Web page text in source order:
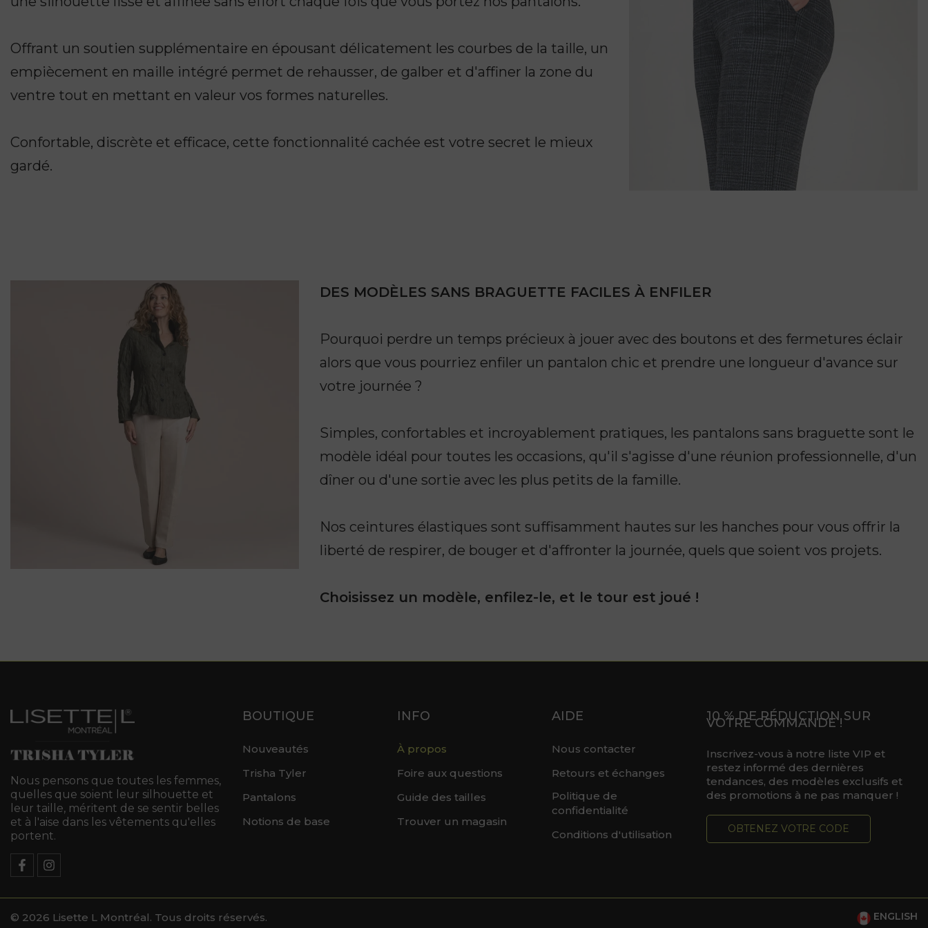
Offrant un soutien supplémentaire en épousant délicatement les courbes de la taille, un
empiècement en maille intégré permet de rehausser, de galber et d'affiner la zone du
ventre tout en mettant en valeur vos formes naturelles.
Confortable, discrète et efficace, cette fonctionnalité cachée est votre secret le mieux
gardé.
DES MODÈLES SANS BRAGUETTE FACILES À ENFILER
Pourquoi perdre un temps précieux à jouer avec des boutons et des fermetures éclair
alors que vous pourriez enfiler un pantalon chic et prendre une longueur d'avance sur
votre journée ?
Simples, confortables et incroyablement pratiques, les pantalons sans braguette sont le
modèle idéal pour toutes les occasions, qu'il s'agisse d'une réunion professionnelle, d'un
dîner ou d'une sortie avec les plus petits de la famille.
Nos ceintures élastiques sont suffisamment hautes sur les hanches pour vous offrir la
liberté de respirer, de bouger et d'affronter la journée, quels que soient vos projets.
Choisissez un modèle, enfilez-le, et le tour est joué !
Nous pensons que toutes les femmes,
quelles que soient leur silhouette et
leur taille, méritent de se sentir belles
et à l'aise dans les vêtements qu'elles
portent.
BOUTIQUE
Nouveautés
Trisha Tyler
Pantalons
Notions de base
INFO
À propos
Foire aux questions
Guide des tailles
Trouver un magasin
AIDE
Nous contacter
Retours et échanges
Politique de
confidentialité
Conditions d'utilisation
10 % DE RÉDUCTION SUR
VOTRE COMMANDE !
Inscrivez-vous à notre liste VIP et
restez informé des dernières
tendances, des modèles exclusifs et
des promotions à ne pas manquer !
OBTENEZ VOTRE CODE
© 2026 Lisette L Montréal. Tous droits réservés. ENGLISH